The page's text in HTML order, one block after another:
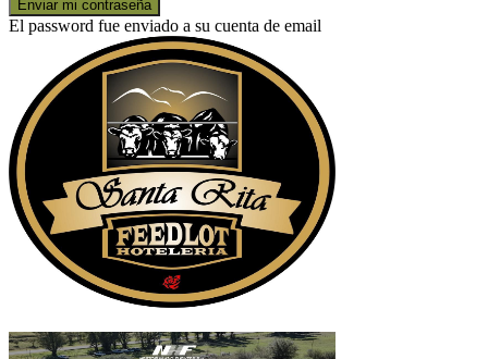
El password fue enviado a su cuenta de email